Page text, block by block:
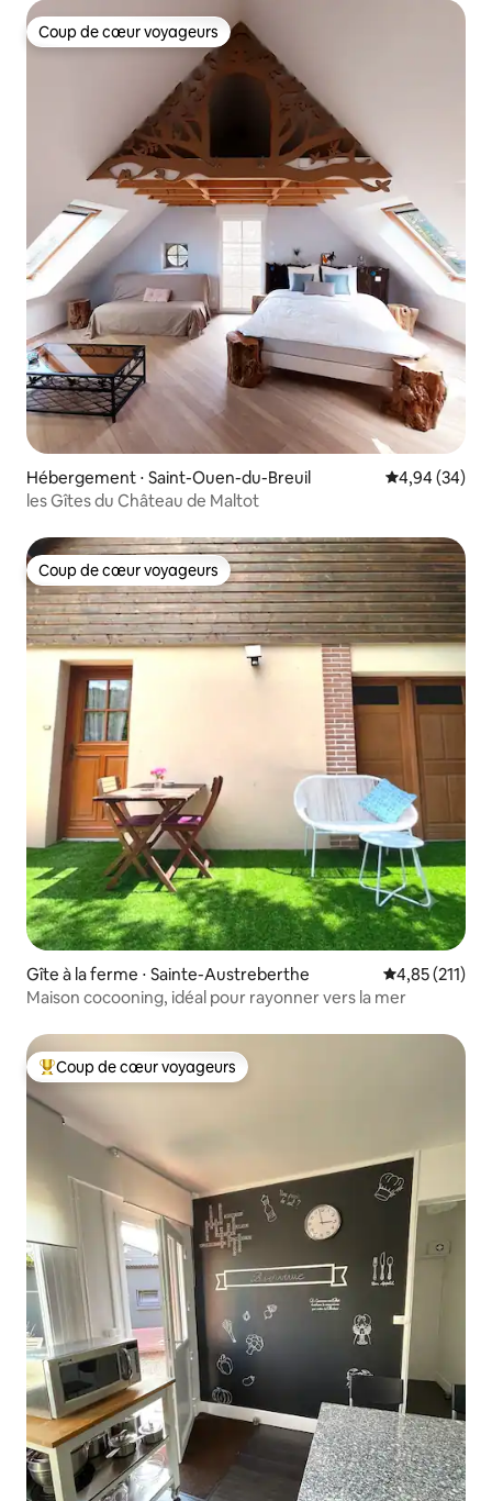
Coup de cœur voyageurs
Coup de cœur voyageurs
Hébergement ⋅ Saint-Ouen-du-Breuil Évaluation
4,94 (34)
les Gîtes du Château de Maltot
Coup de cœur voyageurs
Coup de cœur voyageurs
Gîte à la ferme ⋅ Sainte-Austreberthe Évaluation
4,85 (211)
Maison cocooning, idéal pour rayonner vers la mer
Coups de cœur voyageurs les plus appréciés
Coup de cœur voyageurs